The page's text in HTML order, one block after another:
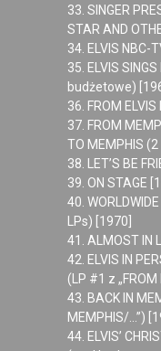
33. SINGER
STAR AND
34. ELVIS NBC-
35. ELVIS
budżetowe)
36. FROM
37. FROM
TO MEMPHIS (2
38. LET’S BE
39. ON STAGE
40.
LPs) [1970]
41. ALMOST IN
42. ELVIS IN
(LP #1 z „FROM
43. BACK IN
MEMPHIS/…”)
44. ELVIS’